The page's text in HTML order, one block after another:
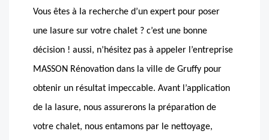
Vous êtes à la recherche d’un expert pour poser
une lasure sur votre chalet ? c’est une bonne
décision ! aussi, n’hésitez pas à appeler l’entreprise
MASSON Rénovation dans la ville de Gruffy pour
obtenir un résultat impeccable. Avant l’application
de la lasure, nous assurerons la préparation de
votre chalet, nous entamons par le nettoyage,